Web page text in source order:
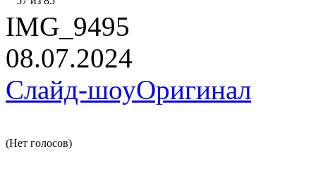
IMG_9495
08.07.2024
Слайд-шоуОригинал
(Нет голосов)